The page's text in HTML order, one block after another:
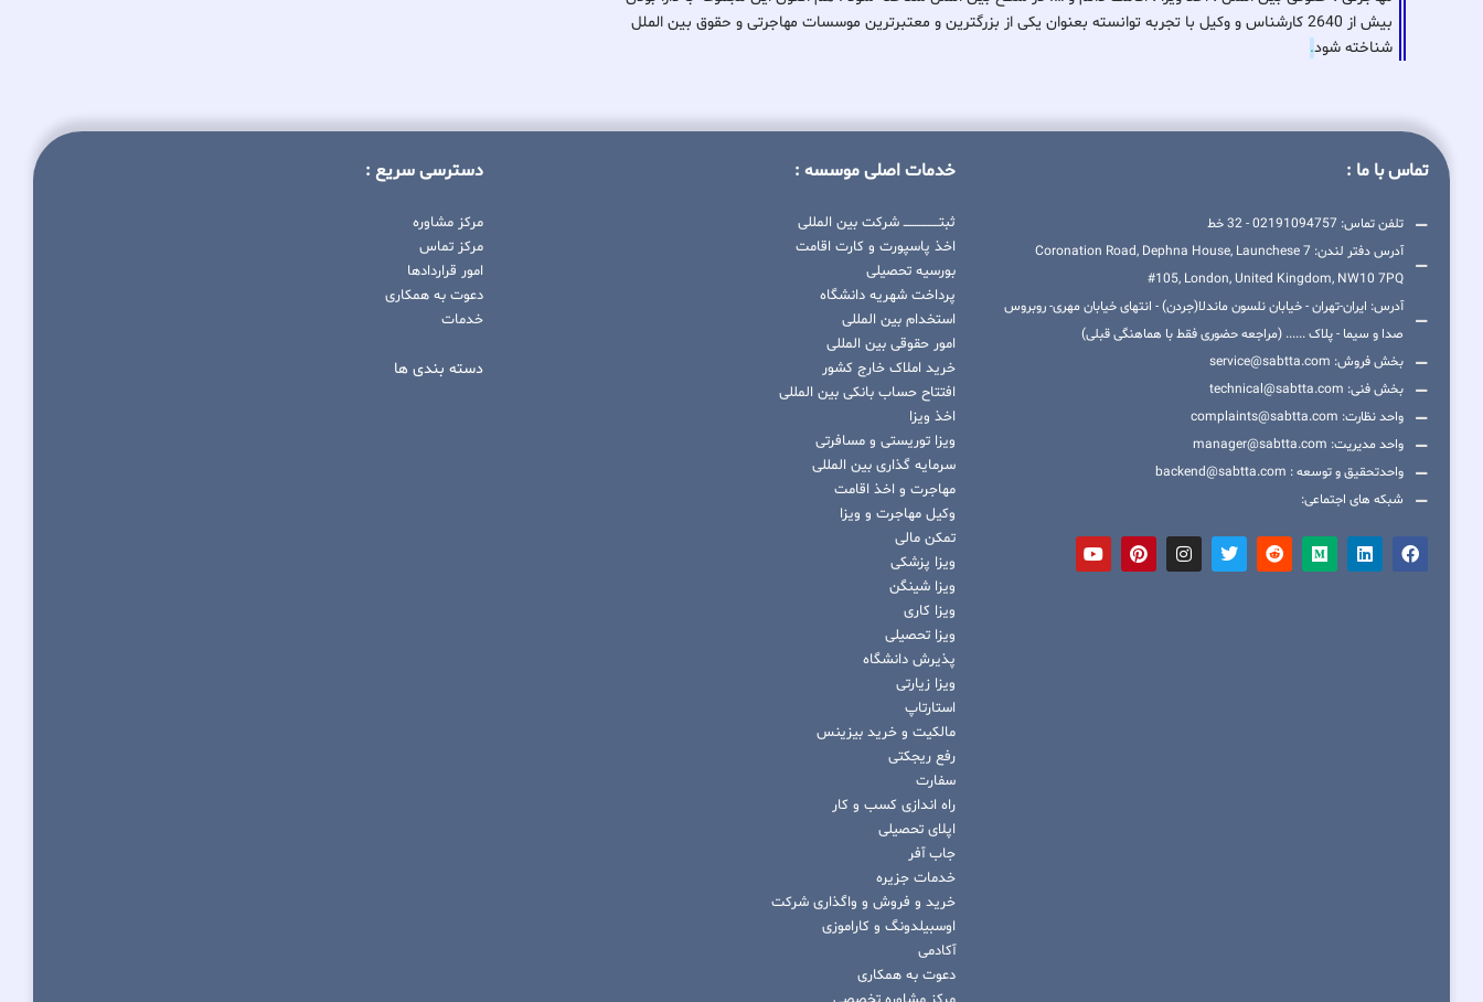
بیش از 2640 کارشناس و وکیل با تجربه توانسته بعنوان یکی از بزرگترین و معتبرترین موسسات مهاجرتی و حقوق بین الملل
شناخته شود.
تماس با ما :
تلفن تماس: 02191094757 - 32 خط
آدرس دفتر لندن: 7 Coronation Road, Dephna House, Launchese
#105, London, United Kingdom, NW10 7PQ
آدرس: ایران-تهران - خیابان نلسون ماندلا(جردن) - انتهای خیابان مهری- روبروس
صدا و سیما - پلاک ...... (مراجعه حضوری فقط با هماهنگی قبلی)
بخش فروش: service@sabtta.com
بخش فنی: technical@sabtta.com
واحد نظارت: complaints@sabtta.com
واحد مدیریت: manager@sabtta.com
واحدتحقیق و توسعه : backend@sabtta.com
شبکه های اجتماعی:
خدمات اصلی موسسه :
ثبتــــــــــــــــ شرکت بین المللی
اخذ پاسپورت و کارت اقامت
بورسیه تحصیلی
پرداخت شهریه دانشگاه
استخدام بین المللی
امور حقوقی بین المللی
خرید املاک خارج کشور
افتتاح حساب بانکی بین المللی
اخذ ویزا
ویزا توریستی و مسافرتی
سرمایه گذاری بین المللی
مهاجرت و اخذ اقامت
وکیل مهاجرت و ویزا
تمکن مالی
ویزا پزشکی
ویزا شینگن
ویزا کاری
ویزا تحصیلی
پذیرش دانشگاه
ویزا زیارتی
استارتاپ
مالکیت و خرید بیزینس
رفع ریجکتی
سفارت
راه اندازی کسب و کار
اپلای تحصیلی
جاب آفر
خدمات جزیره
خرید و فروش و واگذاری شرکت
اوسبیلدونگ و کاراموزی
آکادمی
دعوت به همکاری
دسترسی سریع :
مرکز مشاوره
مرکز تماس
امور قراردادها
دعوت به همکاری
خدمات
دسته بندی ها